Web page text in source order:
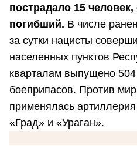
пострадало 15
погибший. В числе
за сутки нацисты
населенных пунктов
кварталам выпущено
боеприпасов. Против
применялась
«Град» и «Ураган».